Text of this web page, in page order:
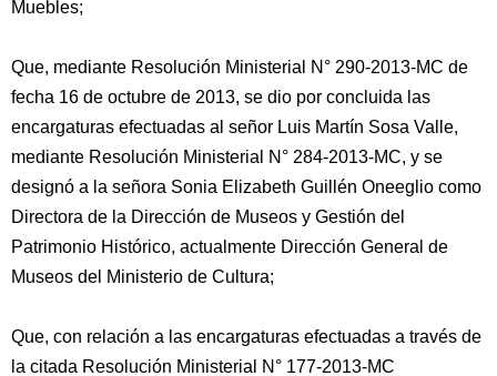
Muebles;
Que, mediante Resolución Ministerial N° 290-2013-MC de
fecha 16 de octubre de 2013, se dio por concluida las
encargaturas efectuadas al señor Luis Martín Sosa Valle,
mediante Resolución Ministerial N° 284-2013-MC, y se
designó a la señora Sonia Elizabeth Guillén Oneeglio como
Directora de la Dirección de Museos y Gestión del
Patrimonio Histórico, actualmente Dirección General de
Museos del Ministerio de Cultura;
Que, con relación a las encargaturas efectuadas a través de
la citada Resolución Ministerial N° 177-2013-MC